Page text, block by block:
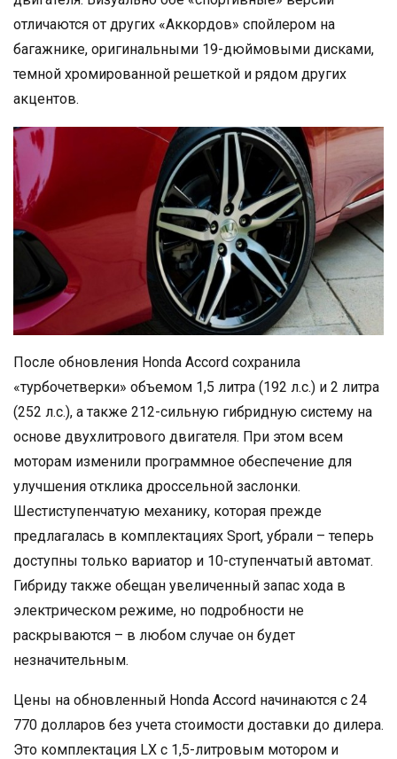
отличаются от других «Аккордов» спойлером на
багажнике, оригинальными 19-дюймовыми дисками,
темной хромированной решеткой и рядом других
акцентов.
После обновления Honda Accord сохранила
«турбочетверки» объемом 1,5 литра (192 л.с.) и 2 литра
(252 л.с.), а также 212-сильную гибридную систему на
основе двухлитрового двигателя. При этом всем
моторам изменили программное обеспечение для
улучшения отклика дроссельной заслонки.
Шестиступенчатую механику, которая прежде
предлагалась в комплектациях Sport, убрали – теперь
доступны только вариатор и 10-ступенчатый автомат.
Гибриду также обещан увеличенный запас хода в
электрическом режиме, но подробности не
раскрываются – в любом случае он будет
незначительным.
Цены на обновленный Honda Accord начинаются с 24
770 долларов без учета стоимости доставки до дилера.
Это комплектация LX с 1,5-литровым мотором и